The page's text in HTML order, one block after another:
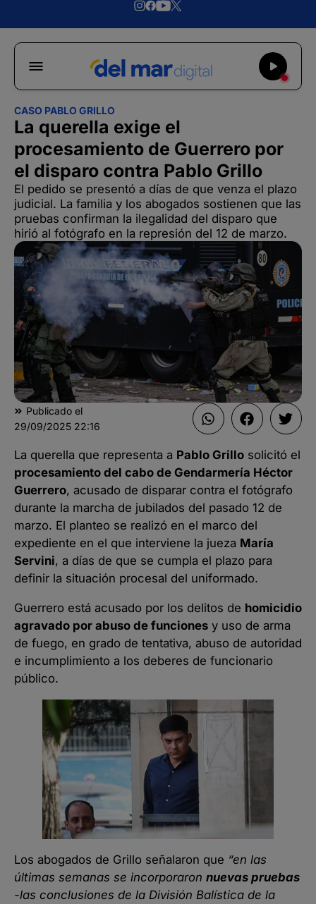
CASO PABLO GRILLO
La querella exige el
procesamiento de Guerrero por
el disparo contra Pablo Grillo
El pedido se presentó a días de que venza el plazo
judicial. La familia y los abogados sostienen que las
pruebas confirman la ilegalidad del disparo que
hirió al fotógrafo en la represión del 12 de marzo.
Publicado el
29/09/2025 22:16
La querella que representa a Pablo Grillo solicitó el
procesamiento del cabo de Gendarmería Héctor
Guerrero, acusado de disparar contra el fotógrafo
durante la marcha de jubilados del pasado 12 de
marzo. El planteo se realizó en el marco del
expediente en el que interviene la jueza María
Servini, a días de que se cumpla el plazo para
definir la situación procesal del uniformado.
Guerrero está acusado por los delitos de homicidio
agravado por abuso de funciones y uso de arma
de fuego, en grado de tentativa, abuso de autoridad
e incumplimiento a los deberes de funcionario
público.
Los abogados de Grillo señalaron que “en las
últimas semanas se incorporaron nuevas pruebas
-las conclusiones de la División Balística de la